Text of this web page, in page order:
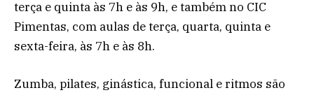
terça e quinta às 7h e às 9h, e também no CIC
Pimentas, com aulas de terça, quarta, quinta e
sexta-feira, às 7h e às 8h.
Zumba, pilates, ginástica, funcional e ritmos são